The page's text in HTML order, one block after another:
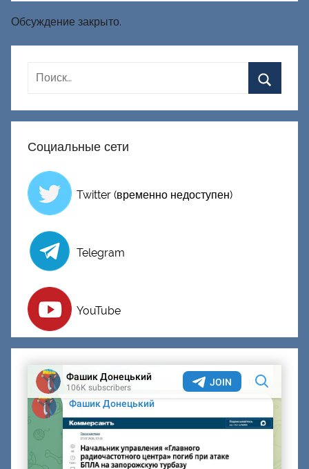
Обсуждение закрыто.
Социальные сети
Twitter (временно недоступен)
Telegram
YouTube